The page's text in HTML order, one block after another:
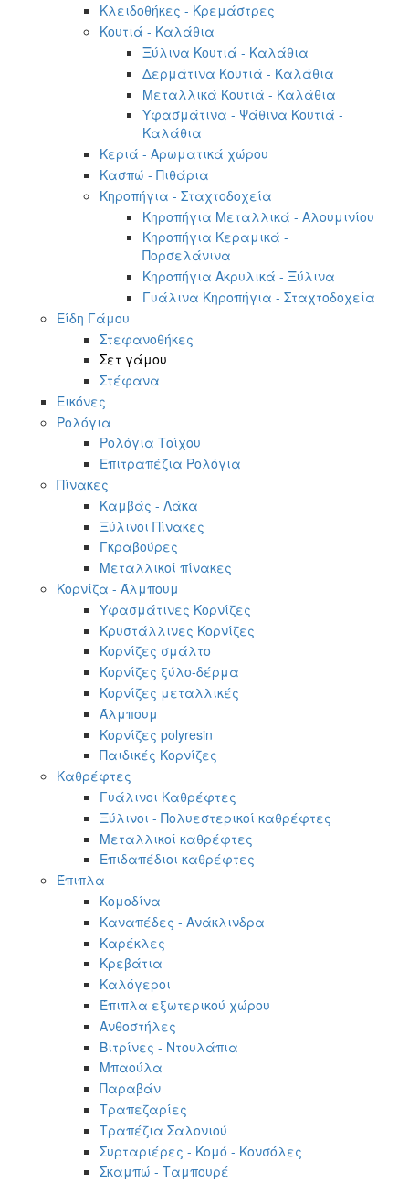
Κλειδοθήκες - Κρεμάστρες
Κουτιά - Καλάθια
Ξύλινα Κουτιά - Καλάθια
Δερμάτινα Κουτιά - Καλάθια
Μεταλλικά Κουτιά - Καλάθια
Υφασμάτινα - Ψάθινα Κουτιά -
Καλάθια
Κεριά - Αρωματικά χώρου
Κασπώ - Πιθάρια
Κηροπήγια - Σταχτοδοχεία
Κηροπήγια Μεταλλικά - Αλουμινίου
Κηροπήγια Κεραμικά -
Πορσελάνινα
Κηροπήγια Ακρυλικά - Ξύλινα
Γυάλινα Κηροπήγια - Σταχτοδοχεία
Είδη Γάμου
Στεφανοθήκες
Σετ γάμου
Στέφανα
Εικόνες
Ρολόγια
Ρολόγια Τοίχου
Επιτραπέζια Ρολόγια
Πίνακες
Καμβάς - Λάκα
Ξύλινοι Πίνακες
Γκραβούρες
Μεταλλικοί πίνακες
Κορνίζα - Άλμπουμ
Υφασμάτινες Κορνίζες
Κρυστάλλινες Κορνίζες
Κορνίζες σμάλτο
Κορνίζες ξύλο-δέρμα
Κορνίζες μεταλλικές
Άλμπουμ
Κορνίζες polyresin
Παιδικές Κορνίζες
Καθρέφτες
Γυάλινοι Καθρέφτες
Ξύλινοι - Πολυεστερικοί καθρέφτες
Μεταλλικοί καθρέφτες
Επιδαπέδιοι καθρέφτες
Έπιπλα
Κομοδίνα
Καναπέδες - Ανάκλινδρα
Καρέκλες
Κρεβάτια
Καλόγεροι
Έπιπλα εξωτερικού χώρου
Ανθοστήλες
Βιτρίνες - Ντουλάπια
Μπαούλα
Παραβάν
Τραπεζαρίες
Τραπέζια Σαλονιού
Συρταριέρες - Κομό - Κονσόλες
Σκαμπώ - Ταμπουρέ